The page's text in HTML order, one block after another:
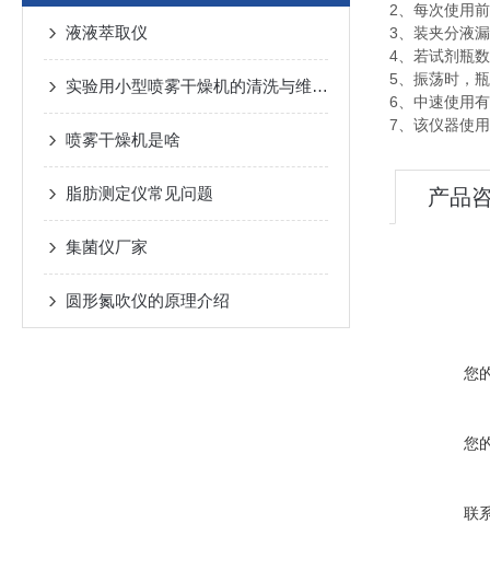
液液萃取仪
实验用小型喷雾干燥机的清洗与维护：保障实验的准确性
喷雾干燥机是啥
脂肪测定仪常见问题
集菌仪厂家
圆形氮吹仪的原理介绍
2、每次使用
3、装夹分液
4、若试剂瓶
5、振荡时，
6、中速使用
7、该仪器使
产品
您
您
联